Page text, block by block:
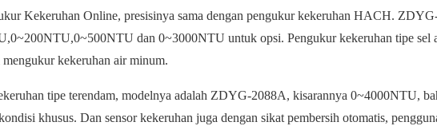
Kekeruhan Online, presisinya sama dengan pengukur kekeruhan HACH.
dan 0~3000NTU untuk opsi. Pengukur kekeruhan tipe sel
kekeruhan air minum.
tipe terendam, modelnya adalah ZDYG-2088A, kisarannya 0~4000NTU,
khusus. Dan sensor kekeruhan juga dengan sikat pembersih otomatis,